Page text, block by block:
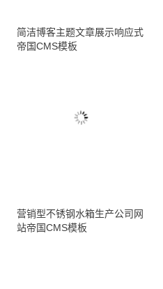
简洁博客主题文章展示响应式
帝国CMS模板
营销型不锈钢水箱生产公司网
站帝国CMS模板